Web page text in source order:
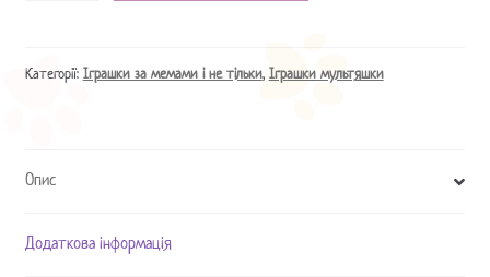
Ned
/
One
Категорії: Іграшки за мемами і не тільки, Іграшки мультяшки
Опис
Додаткова інформація